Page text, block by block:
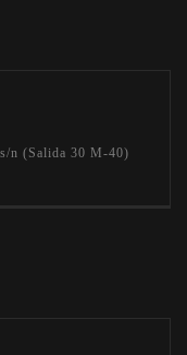
n (Salida 30 M-40)